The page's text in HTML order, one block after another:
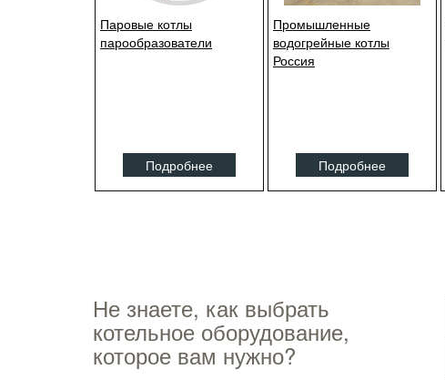
Паровые котлы
парообразователи
Подробнее
Промышленные
водогрейные котлы
Россия
Подробнее
Не знаете, как выбрать
котельное оборудование,
которое вам нужно?